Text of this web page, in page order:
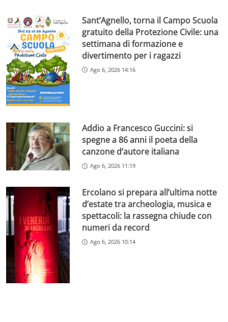
Sant’Agnello, torna il Campo Scuola
gratuito della Protezione Civile: una
settimana di formazione e
divertimento per i ragazzi
Ago 6, 2026 14:16
Addio a Francesco Guccini: si
spegne a 86 anni il poeta della
canzone d’autore italiana
Ago 6, 2026 11:19
Ercolano si prepara all’ultima notte
d’estate tra archeologia, musica e
spettacoli: la rassegna chiude con
numeri da record
Ago 6, 2026 10:14